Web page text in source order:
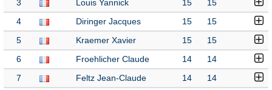
3 Louis Yannick 15 15
4 Diringer Jacques 15 15
5 Kraemer Xavier 15 15
6 Froehlicher Claude 14 14
7 Feltz Jean-Claude 14 14